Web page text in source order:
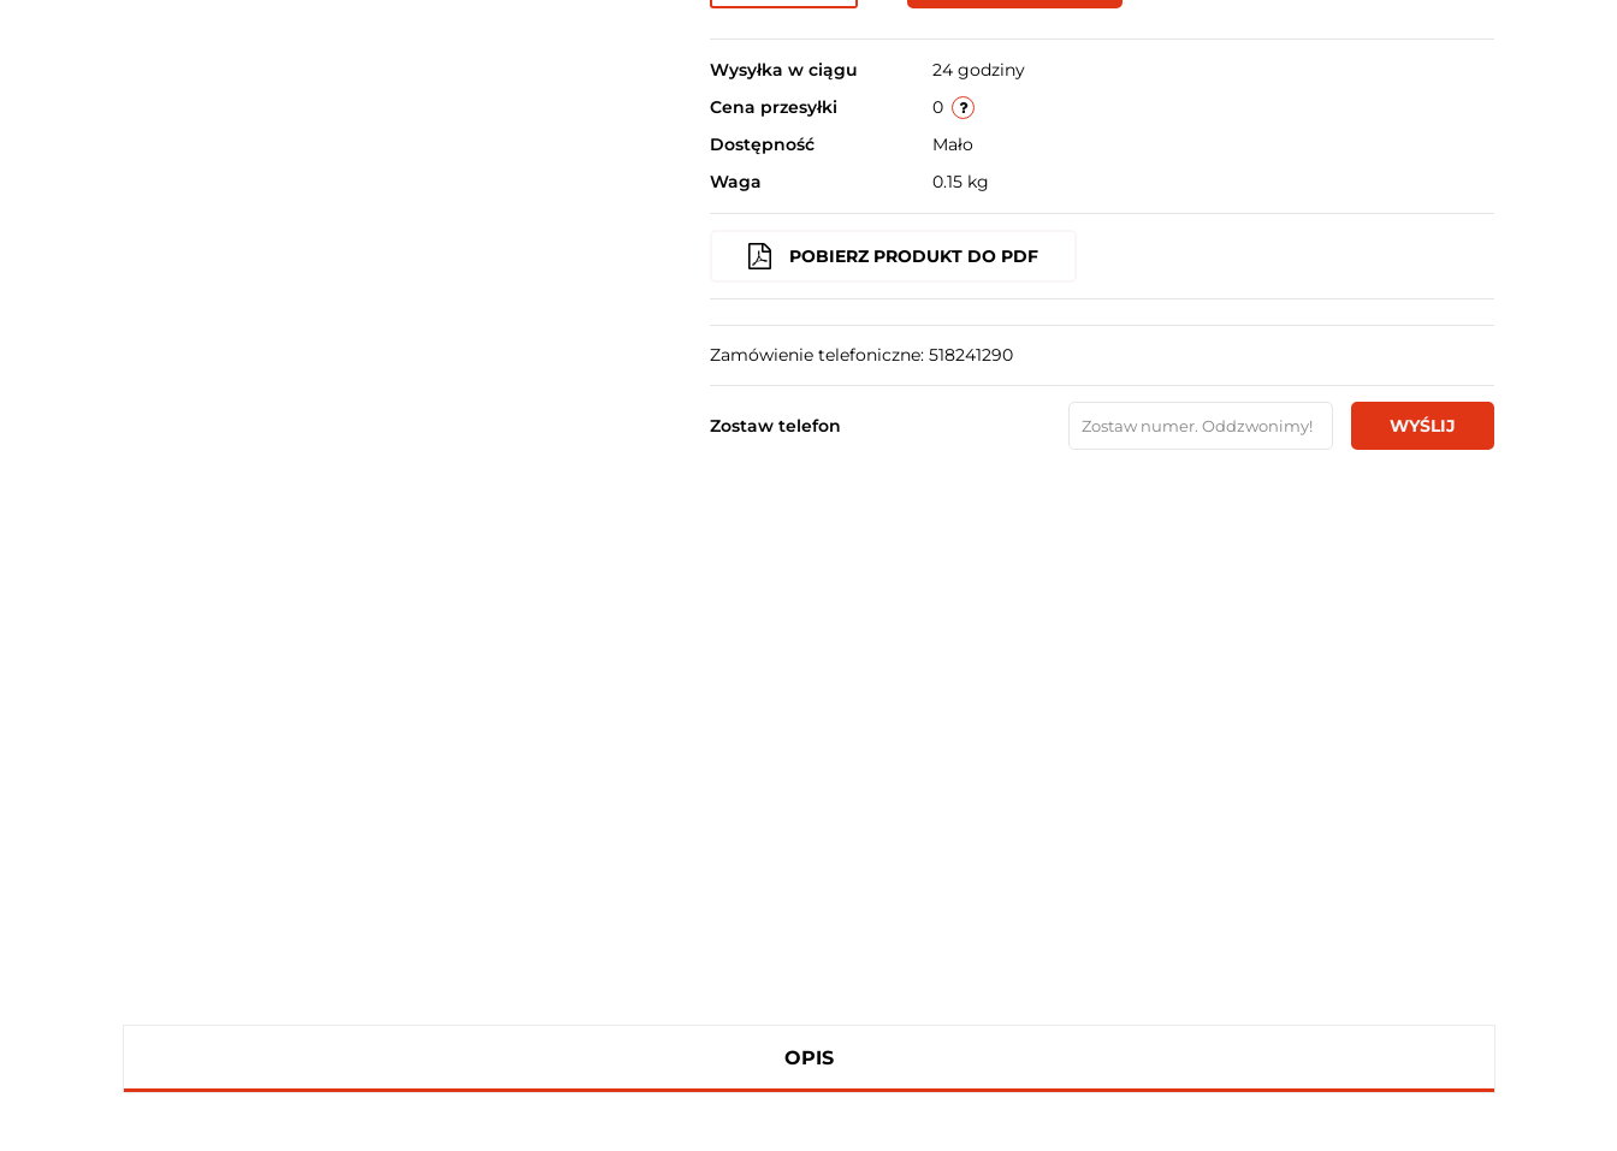
Wysyłka w ciągu
24 godziny
Cena przesyłki
0
Dostępność
Mało
Waga
0.15 kg
POBIERZ PRODUKT DO PDF
Zamówienie telefoniczne: 518241290
Zostaw telefon WYŚLIJ
OPIS